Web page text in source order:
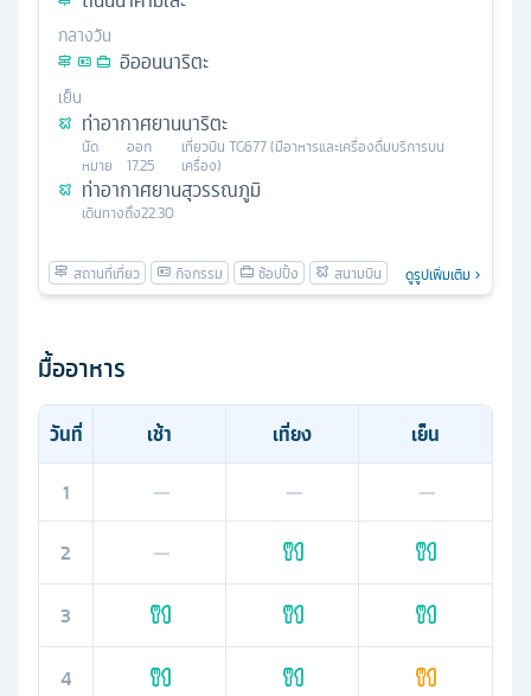
กลางวัน
อิออนนาริตะ
เย็น
ท่าอากาศยานนาริตะ
นัด
หมาย
ออก
17.25
เที่ยวบินTG677 (มีอาหารและเครื่องดื่มบริการบน
เครื่อง)
ท่าอากาศยานสุวรรณภูมิ
เดินทางถึง22.30
ดูรูปเพิ่มเติม
มื้ออาหาร
วันที่ เช้า เที่ยง
เย็น
1
— —
—
2
—
3
4